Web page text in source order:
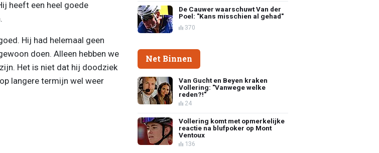
heeft een heel goede
Hij had helemaal geen
doen. Alleen hebben we
Het is niet dat hij doodziek
langere termijn wel weer
De Cauwer waarschuwt Van der
Poel: "Kans misschien al gehad"
370
Net Binnen
Van Gucht en Beyen kraken
Vollering: "Vanwege welke
reden?!"
24
Vollering komt met opmerkelijke
reactie na blufpoker op Mont
Ventoux
136